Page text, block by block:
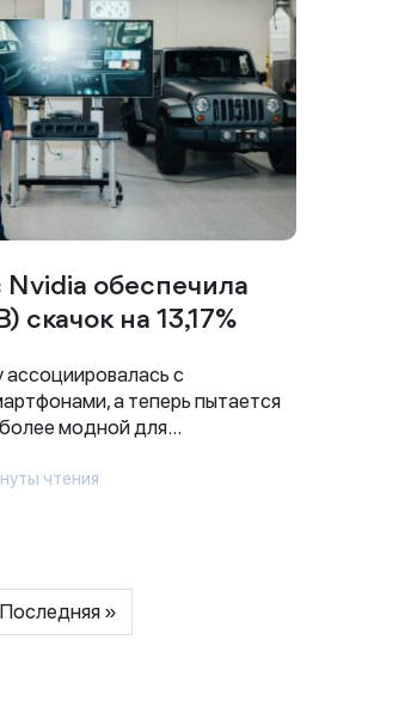
обеспечила
скачок на 13,17%
с
а теперь пытается
модной для...
чтения
Последняя »